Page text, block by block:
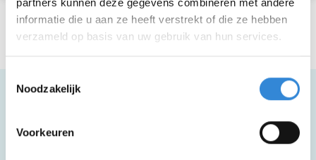
informatie die u aan ze heeft verstrekt of die ze hebben
verzameld op basis van uw gebruik van hun services.
Noodzakelijk
Voorkeuren
Meer informatie